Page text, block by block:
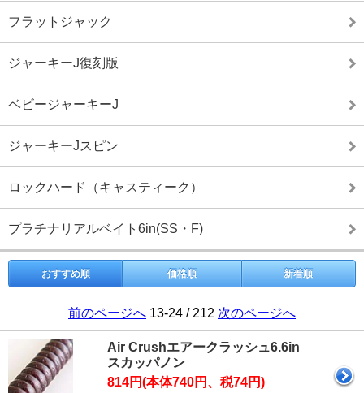
フラットジャック
ジャーキーJ復刻版
ベビージャーキーJ
ジャーキーJスピン
ロックハード（キャスティーク）
プラチナリアルベイト6in(SS・F)
おすすめ順 価格順 新着順
前のページへ 13-24 / 212 次のページへ
Air Crushエアークラッシュ6.6in
スカッパノン
814円(本体740円、税74円)